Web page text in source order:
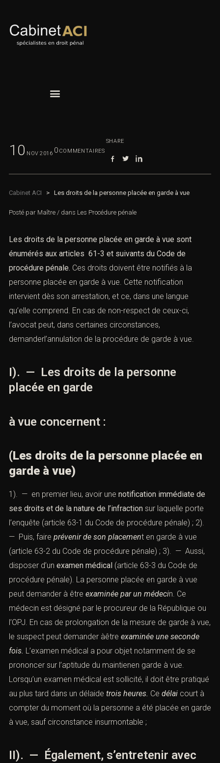
10 NOV 2016 0 COMMENTAIRES
SHARE
Cabinet ACI > Les droits de la personne placée en garde à vue
Posté par Maître / dans Les Procédure pénale
Les droits de la personne placée en garde à vue sont
énumérés aux articles 61-3 et suivants du Code de
procédure pénale. Ces droits doivent être notifiés à la
personne placée en garde à vue. Cette notification
intervient dès son arrestation, et ce, dans une langue
qu’elle comprend. En cas de non-respect de ceux-ci,
l’avocat peut, dans certaines circonstances,
demanderl’annulation de la procédure de garde à vue.
I). — Les droits de la personne
placée en garde
à vue concernent :
(Les droits de la personne placée en
garde à vue)
1). — en premier lieu, avoir une notification immédiate de
ses droits et de la nature de l’infraction sur laquelle porte
l’enquête (article 63-1 du Code de procédure pénale) ; 2).
— Puis, faire prévenir de son placement en garde à vue
(article 63-2 du Code de procédure pénale) ; 3). — Aussi,
disposer d’un examen médical (article 63-3 du Code de
procédure pénale). La personne placée en garde à vue
peut demander à être examinée par un médecin. Ce
médecin est désigné par le procureur de la République ou
l’OPJ. En cas de prolongation de la mesure de garde à vue,
le suspect peut demander àêtre examinée une seconde
fois. L’examen médical a pour objet notamment de se
prononcer sur l’aptitude du maintienen garde à vue.
Lorsqu’un examen médical est sollicité, il doit être pratiqué
au plus tard dans un délaide trois heures. Ce délai court à
compter du moment où la personne a été placée en garde
à vue, sauf circonstance insurmontable ;
II). — Également, s’entretenir avec